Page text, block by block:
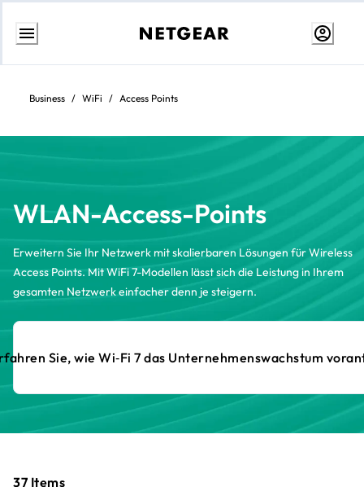
Weiter
InhaltBusiness / WiFi / Access Points
WLAN-Access-Points
Erweitern Sie Ihr Netzwerk mit skalierbaren Lösungen für Wireless
Access Points. Mit WiFi 7-Modellen lässt sich die Leistung in Ihrem
gesamten Netzwerk einfacher denn je steigern.
Sie, wie Wi‑Fi 7 das Unternehmenswachstum
37 Items